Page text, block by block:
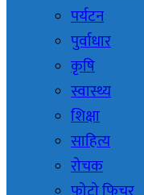
पर्यटन
पुर्वाधार
कृषि
स्वास्थ्य
शिक्षा
साहित्य
रोचक